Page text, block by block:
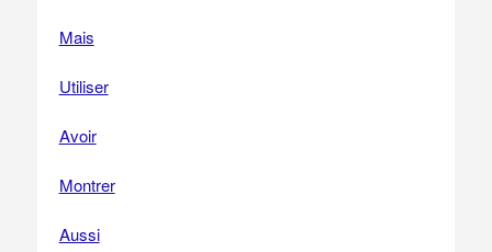
Mais
Utiliser
Avoir
Montrer
Aussi